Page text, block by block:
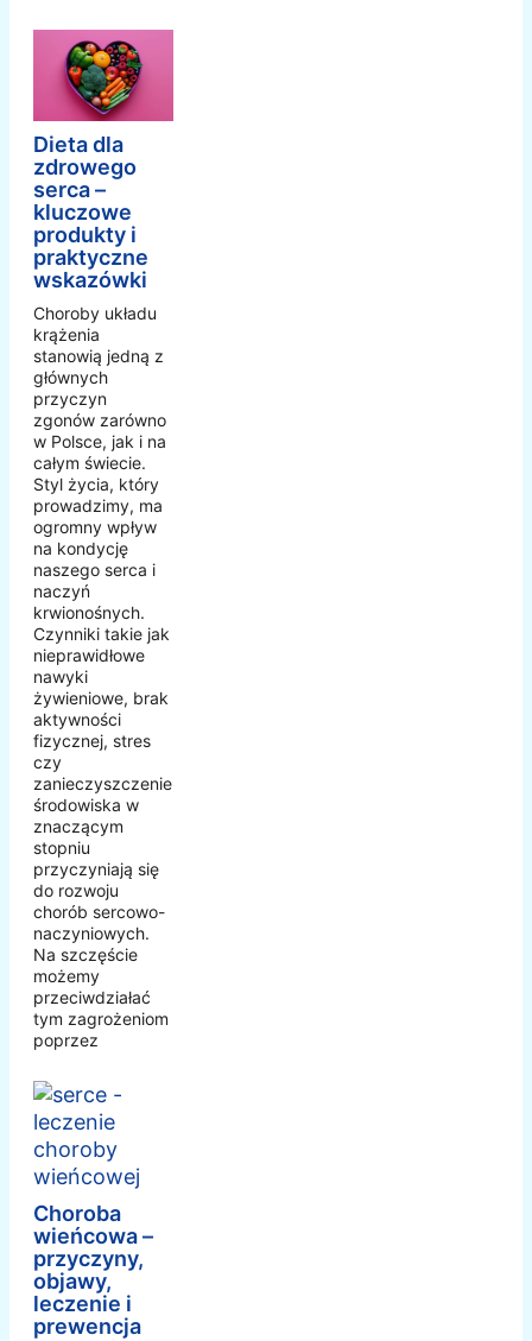
Dieta dla
zdrowego
serca –
kluczowe
produkty i
praktyczne
wskazówki
Choroby układu
krążenia
stanowią jedną z
głównych
przyczyn
zgonów zarówno
w Polsce, jak i na
całym świecie.
Styl życia, który
prowadzimy, ma
ogromny wpływ
na kondycję
naszego serca i
naczyń
krwionośnych.
Czynniki takie jak
nieprawidłowe
nawyki
żywieniowe, brak
aktywności
fizycznej, stres
czy
zanieczyszczenie
środowiska w
znaczącym
stopniu
przyczyniają się
do rozwoju
chorób sercowo-
naczyniowych.
Na szczęście
możemy
przeciwdziałać
tym zagrożeniom
poprzez
Choroba
wieńcowa –
przyczyny,
objawy,
leczenie i
prewencja